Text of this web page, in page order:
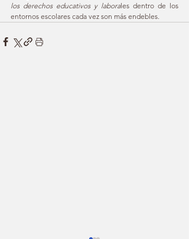
los derechos educativos y laborales dentro de los
entornos escolares cada vez son más endebles.